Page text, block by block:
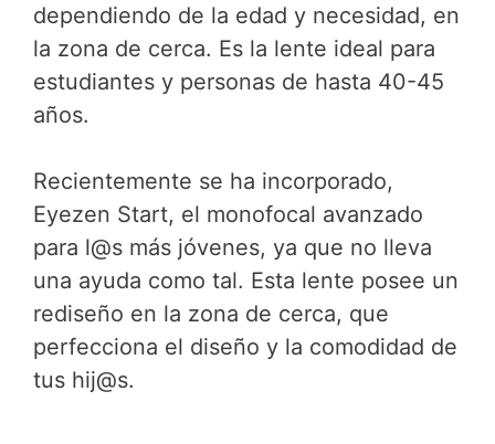
dependiendo de la edad y necesidad, en
la zona de cerca. Es la lente ideal para
estudiantes y personas de hasta 40-45
años.
Recientemente se ha incorporado,
Eyezen Start, el monofocal avanzado
para l@s más jóvenes, ya que no lleva
una ayuda como tal. Esta lente posee un
rediseño en la zona de cerca, que
perfecciona el diseño y la comodidad de
tus hij@s.